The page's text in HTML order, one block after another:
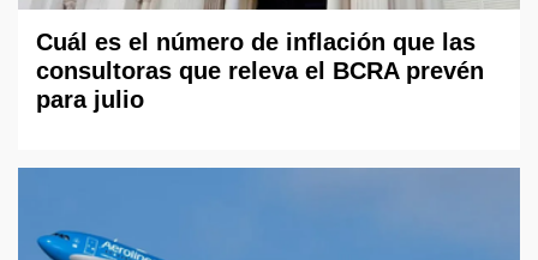
Cuál es el número de inflación que las
consultoras que releva el BCRA prevén
para julio